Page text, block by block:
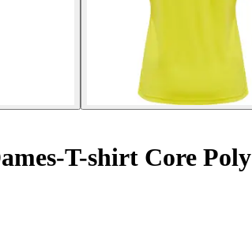
T-shirt Core Poly